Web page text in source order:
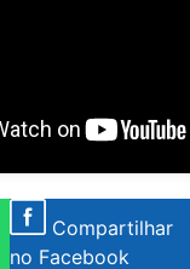
Compartilhar
no Facebook